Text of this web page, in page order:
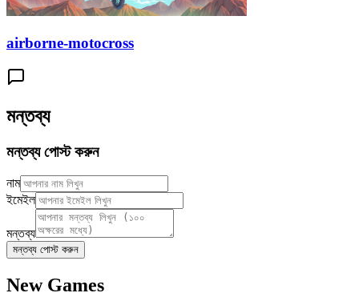
airborne-motocross
মন্তব্য
মন্তব্য পোস্ট করুন
নাম
ইমেইল
মন্তব্য
মন্তব্য পোস্ট করুন
New Games